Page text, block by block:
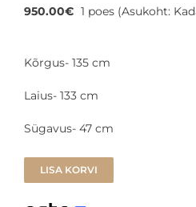
950.00€ 1 poes (Asukoht:
Kõrgus- 135 cm
Laius- 133 cm
Sügavus- 47 cm
LISA KORVI